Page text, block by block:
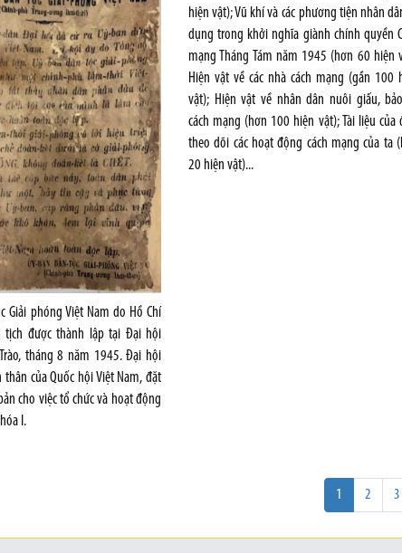
hiện vật); Vũ khí và các phương tiện nhân
dụng trong khởi nghĩa giành chính quyền
mạng Tháng Tám năm 1945 (hơn 60 hiện
Hiện vật về các nhà cách mạng (gần 100
vật); Hiện vật về nhân dân nuôi giấu,
cách mạng (hơn 100 hiện vật); Tài liệu của
theo dõi các hoạt động cách mạng của ta
20 hiện vật)...
Giải phóng Việt Nam do Hồ Chí
tịch được thành lập tại Đại hội
tháng 8 năm 1945. Đại hội
thân của Quốc hội Việt Nam, đặt
cho việc tổ chức và hoạt động
I.
1 2 3